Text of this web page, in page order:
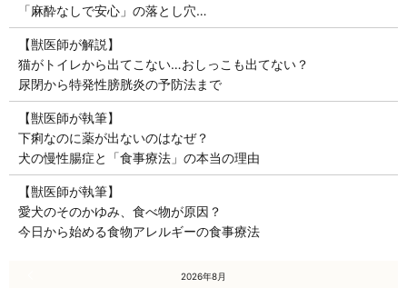
「麻酔なしで安心」の落とし穴…
【獣医師が解説】
猫がトイレから出てこない…おしっこも出てない？
尿閉から特発性膀胱炎の予防法まで
【獣医師が執筆】
下痢なのに薬が出ないのはなぜ？
犬の慢性腸症と「食事療法」の本当の理由
【獣医師が執筆】
愛犬のそのかゆみ、食べ物が原因？
今日から始める食物アレルギーの食事療法
2026年8月